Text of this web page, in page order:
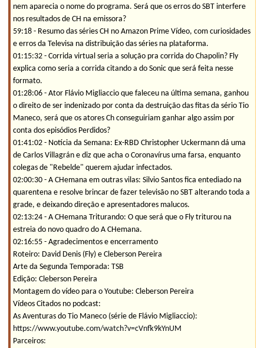
nem aparecia o nome do programa. Será que os erros do SBT interfere
nos resultados de CH na emissora?
59:18 - Resumo das séries CH no Amazon Prime Vídeo, com curiosidades
e erros da Televisa na distribuição das séries na plataforma.
01:15:32 - Corrida virtual seria a solução pra corrida do Chapolin? Fly
explica como seria a corrida citando a do Sonic que será feita nesse
formato.
01:28:06 - Ator Flávio Migliaccio que faleceu na última semana, ganhou
o direito de ser indenizado por conta da destruição das fitas da sério Tio
Maneco, será que os atores Ch conseguiriam ganhar algo assim por
conta dos episódios Perdidos?
01:41:02 - Notícia da Semana: Ex-RBD Christopher Uckermann dá uma
de Carlos Villagrán e diz que acha o Coronavírus uma farsa, enquanto
colegas de "Rebelde" querem ajudar infectados.
02:00:30 - A CHemana em outras vilas: Silvio Santos fica entediado na
quarentena e resolve brincar de fazer televisão no SBT alterando toda a
grade, e deixando direção e apresentadores malucos.
02:13:24 - A CHemana Triturando: O que será que o Fly triturou na
estreia do novo quadro do A CHemana.
02:16:55 - Agradecimentos e encerramento
Roteiro: David Denis (Fly) e Cleberson Pereira
Arte da Segunda Temporada: TSB
Edição: Cleberson Pereira
Montagem do vídeo para o Youtube: Cleberson Pereira
Vídeos Citados no podcast:
As Aventuras do Tio Maneco (série de Flávio Migliaccio):
https://www.youtube.com/watch?v=cVnfk9kYnUM
Parceiros: